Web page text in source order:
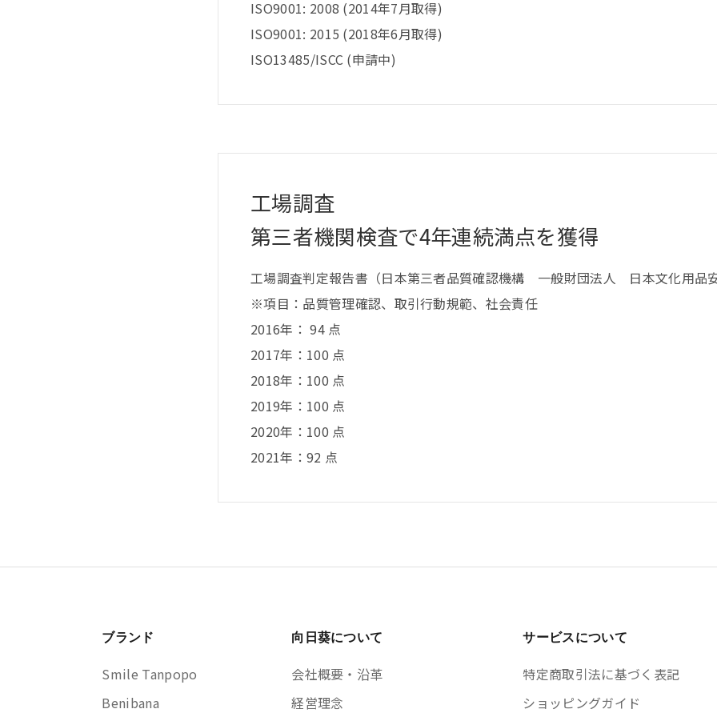
ISO9001: 2008 (2014年7月取得)
ISO9001: 2015 (2018年6月取得)
ISO13485/ISCC (申請中)
工場調査
第三者機関検査で4年連続満点を獲得
工場調査判定報告書（日本第三者品質確認機構 一般財団法人 日本文化用品安
※項目：品質管理確認、取引行動規範、社会責任
2016年： 94 点
2017年：100 点
2018年：100 点
2019年：100 点
2020年：100 点
2021年：92 点
ブランド
Smile Tanpopo
Benibana
向日葵について
会社概要・沿革
経営理念
サービスについて
特定商取引法に基づく表記
ショッピングガイド